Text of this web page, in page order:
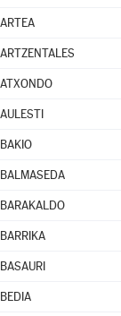
ARTEA
ARTZENTALES
ATXONDO
AULESTI
BAKIO
BALMASEDA
BARAKALDO
BARRIKA
BASAURI
BEDIA